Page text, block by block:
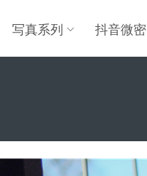
写真系列 抖音微密